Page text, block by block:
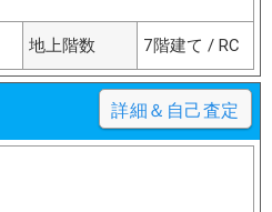
地上階数 7階建て / RC
詳細＆自己査定